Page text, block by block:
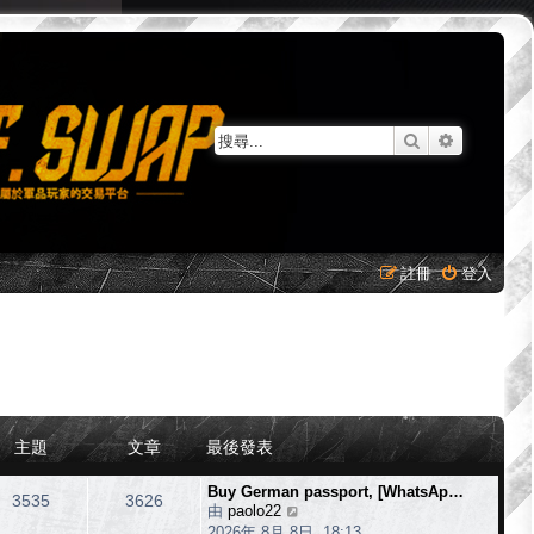
搜尋
登入
註冊
主題 文章 最後發表
3535 3626
Buy German passport, [WhatsAp…
由 paolo22